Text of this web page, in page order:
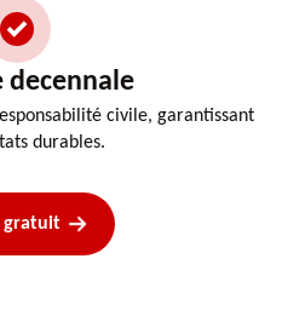
decennale
civile, garantissant
durables.
gratuit